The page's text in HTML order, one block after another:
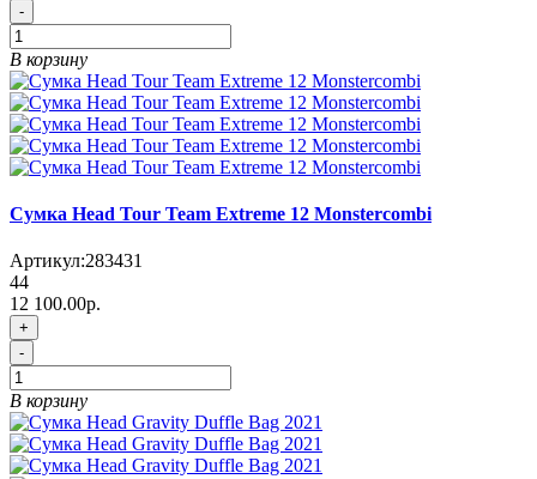
-
В корзину
Сумка Head Tour Team Extreme 12 Monstercombi
Артикул:283431
44
12 100.00р.
+
-
В корзину